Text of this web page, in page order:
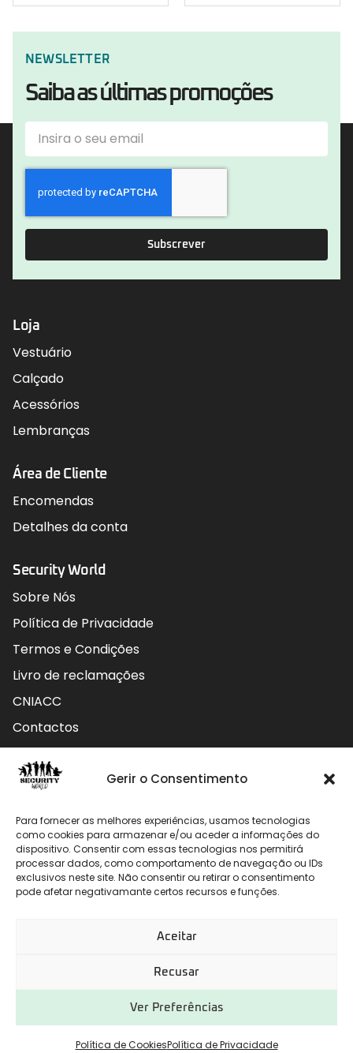
Gerir o Consentimento
Para fornecer as melhores experiências, usamos tecnologias
como cookies para armazenar e/ou aceder a informações do
dispositivo. Consentir com essas tecnologias nos permitirá
processar dados, como comportamento de navegação ou IDs
exclusivos neste site. Não consentir ou retirar o consentimento
pode afetar negativamante certos recursos e funções.
Aceitar
Recusar
Ver Preferências
Política de CookiesPolítica de Privacidade
NEWSLETTER
Saiba as últimas promoções
Subscrever
Loja
Vestuário
Calçado
Acessórios
Lembranças
Área de Cliente
Encomendas
Detalhes da conta
Security World
Sobre Nós
Política de Privacidade
Termos e Condições
Livro de reclamações
CNIACC
Contactos
Contactos
912 009 740 (Chamada para rede móvel nacional)
geral@securityworld.pt
Desenvolvido por CHITAS WEBSOLUTIONS